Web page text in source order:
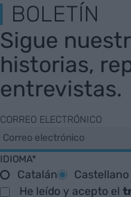
BOLETÍN
Sigue
historias,
entrevistas.
CORREO ELECTRÓNICO
IDIOMA*
Catalán
Castellano
He leído y acepto el